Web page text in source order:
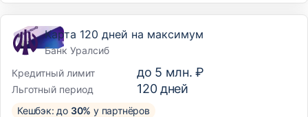
Карта 120 дней на максимум
Банк Уралсиб
Кредитный лимит
до 5 млн. ₽
Льготный период 120дней
Кешбэк: до 30% у партнёров